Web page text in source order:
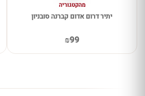
מהקטגוריה
יתיר דרום אדום קברנה סובניון
₪99